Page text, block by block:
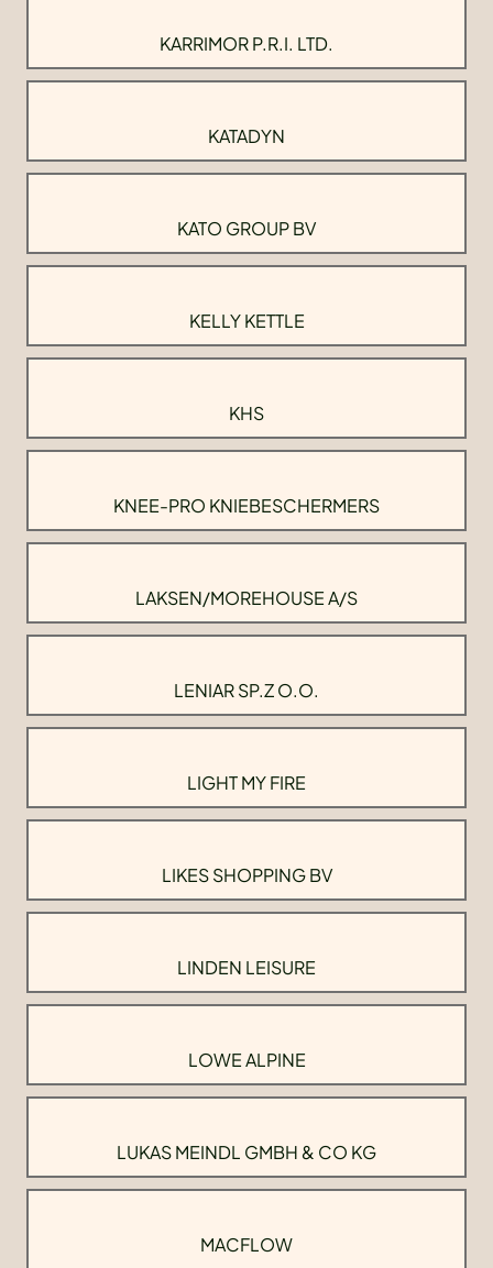
KARRIMOR P.R.I. LTD.
KATADYN
KATO GROUP BV
KELLY KETTLE
KHS
KNEE-PRO KNIEBESCHERMERS
LAKSEN/MOREHOUSE A/S
LENIAR SP.Z O.O.
LIGHT MY FIRE
LIKES SHOPPING BV
LINDEN LEISURE
LOWE ALPINE
LUKAS MEINDL GMBH & CO KG
MACFLOW